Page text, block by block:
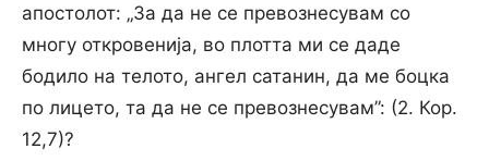
апостолот: „За да не се превознесувам со
многу откровенија, во плотта ми се даде
бодило на телото, ангел сатанин, да ме боцка
по лицето, та да не се превознесувам”: (2. Кор.
12,7)?